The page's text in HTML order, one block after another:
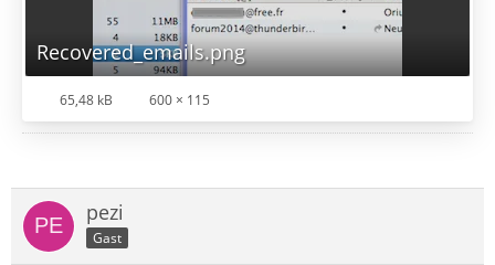
Recovered_emails.png
65,48 kB 600 × 115
pezi
Gast